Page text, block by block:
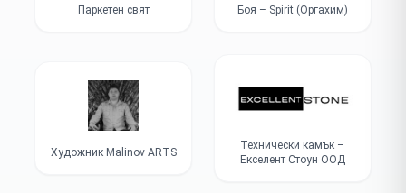
Паркетен свят Боя – Spirit (Оргахим)
Художник Malinov ARTS
Технически камък –
Екселент Стоун ООД